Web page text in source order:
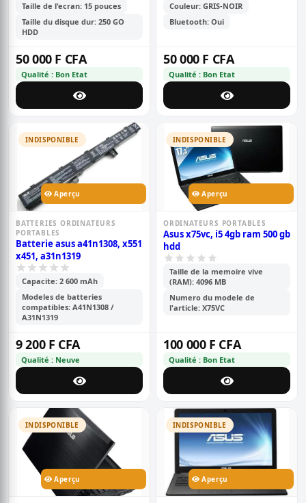
Taille de l'ecran: 15 pouces
Taille du disque dur: 250 GO
HDD
50 000 F CFA
Qualité : Bon Etat
Couleur: GRIS-NOIR
Bluetooth: Oui
50 000 F CFA
Qualité : Bon Etat
INDISPONIBLE
Aperçu
BATTERIES ORDINATEURS
PORTABLES
Batterie asus a41n1308, x551
x451, a31n1319
Capacite: 2 600 mAh
Modeles de batteries
compatibles: A41N1308 /
A31N1319
9 200 F CFA
Qualité : Neuve
INDISPONIBLE
Aperçu
ORDINATEURS PORTABLES
Asus x75vc, i5 4gb ram 500 gb
hdd
Taille de la memoire vive
(RAM): 4096 MB
Numero du modele de
l'article: X75VC
100 000 F CFA
Qualité : Bon Etat
INDISPONIBLE
Aperçu
INDISPONIBLE
Aperçu